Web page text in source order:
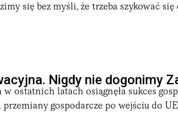
się bez myśli, że trzeba szykować się
Nigdy nie dogonimy
ostatnich latach osiągnęła sukces
gospodarcze po wejściu do